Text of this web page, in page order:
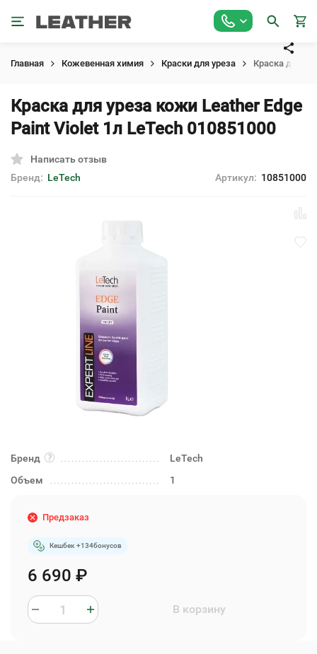
Главная Кожевенная химия Краски для уреза Краска для
Краска для уреза кожи Leather Edge
Paint Violet 1л LeTech 010851000
Написать отзыв
Бренд: LeTech Артикул: 10851000
Бренд
LeTech
Объем
1
Предзаказ
Кешбек +134бонусов
6 690 ₽
В корзину